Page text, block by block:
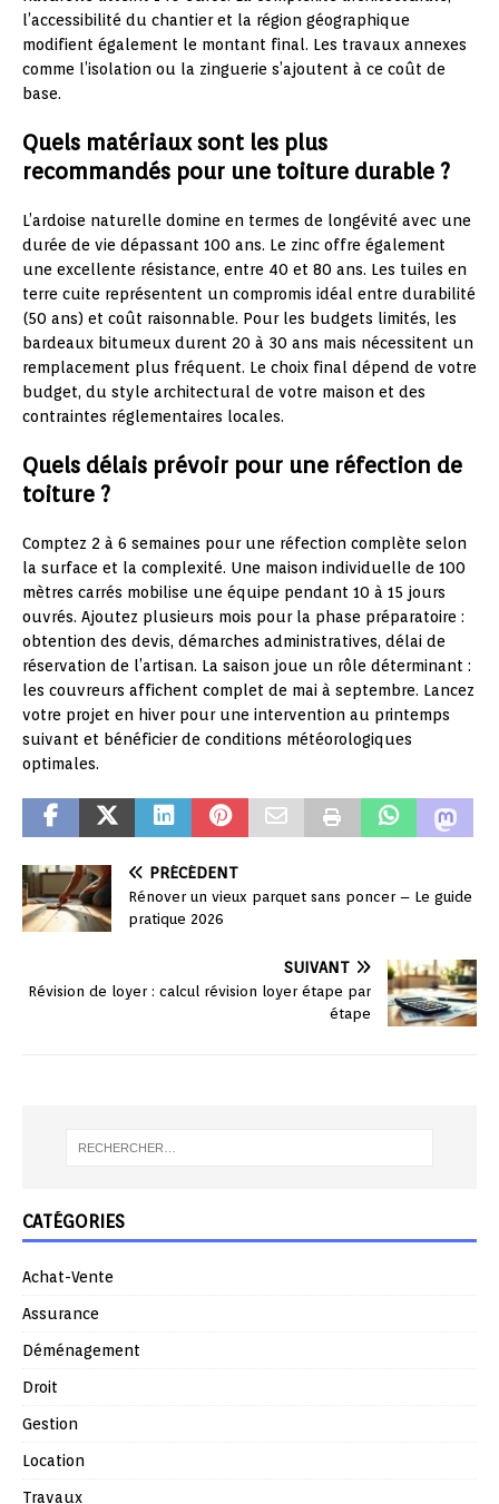
l’accessibilité du chantier et la région géographique
modifient également le montant final. Les travaux annexes
comme l’isolation ou la zinguerie s’ajoutent à ce coût de
base.
Quels matériaux sont les plus
recommandés pour une toiture durable ?
L’ardoise naturelle domine en termes de longévité avec une
durée de vie dépassant 100 ans. Le zinc offre également
une excellente résistance, entre 40 et 80 ans. Les tuiles en
terre cuite représentent un compromis idéal entre durabilité
(50 ans) et coût raisonnable. Pour les budgets limités, les
bardeaux bitumeux durent 20 à 30 ans mais nécessitent un
remplacement plus fréquent. Le choix final dépend de votre
budget, du style architectural de votre maison et des
contraintes réglementaires locales.
Quels délais prévoir pour une réfection de
toiture ?
Comptez 2 à 6 semaines pour une réfection complète selon
la surface et la complexité. Une maison individuelle de 100
mètres carrés mobilise une équipe pendant 10 à 15 jours
ouvrés. Ajoutez plusieurs mois pour la phase préparatoire :
obtention des devis, démarches administratives, délai de
réservation de l’artisan. La saison joue un rôle déterminant :
les couvreurs affichent complet de mai à septembre. Lancez
votre projet en hiver pour une intervention au printemps
suivant et bénéficier de conditions météorologiques
optimales.
PRÉCÉDENT
Rénover un vieux parquet sans poncer – Le guide
pratique 2026
SUIVANT
Révision de loyer : calcul révision loyer étape par
étape
CATÉGORIES
Achat-Vente
Assurance
Déménagement
Droit
Gestion
Location
Travaux